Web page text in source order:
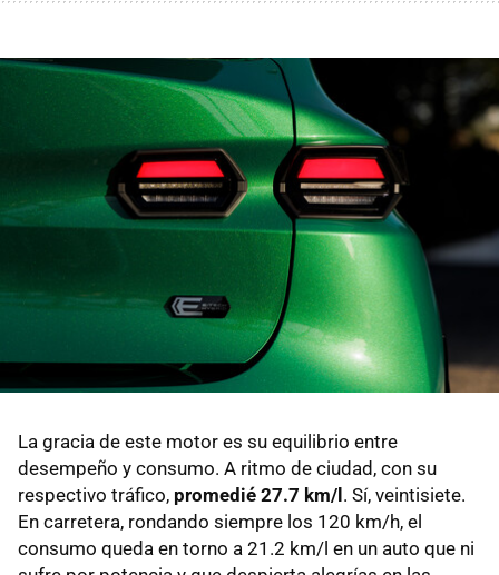
La gracia de este motor es su equilibrio entre
desempeño y consumo. A ritmo de ciudad, con su
respectivo tráfico, promedié 27.7 km/l. Sí, veintisiete.
En carretera, rondando siempre los 120 km/h, el
consumo queda en torno a 21.2 km/l en un auto que ni